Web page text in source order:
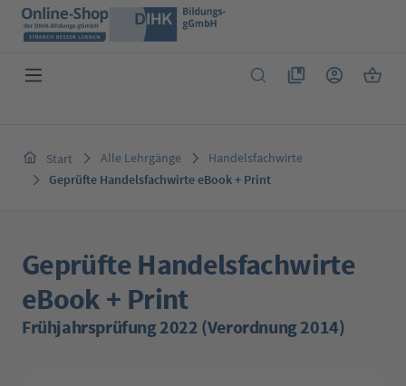
Zum Hauptinhalt springen
Du hast 0 Produkte
Start Alle Lehrgänge
Handelsfachwirte
Geprüfte Handelsfachwirte eBook + Print
Geprüfte Handelsfachwirte
eBook + Print
Frühjahrsprüfung 2022 (Verordnung 2014)